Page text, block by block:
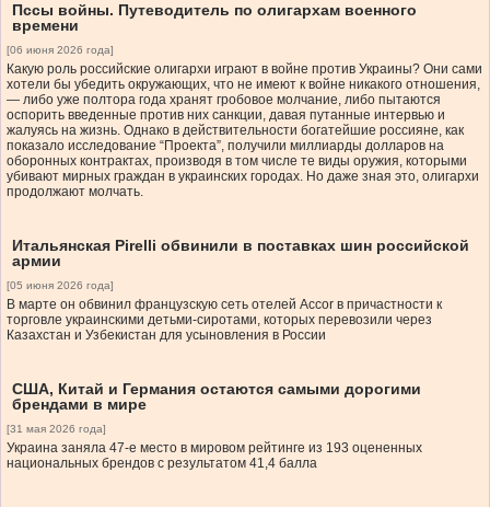
Пссы войны. Путеводитель по олигархам военного
времени
[06 июня 2026 года]
Какую роль российские олигархи играют в войне против Украины? Они сами
хотели бы убедить окружающих, что не имеют к войне никакого отношения,
— либо уже полтора года хранят гробовое молчание, либо пытаются
оспорить введенные против них санкции, давая путанные интервью и
жалуясь на жизнь. Однако в действительности богатейшие россияне, как
показало исследование “Проекта”, получили миллиарды долларов на
оборонных контрактах, производя в том числе те виды оружия, которыми
убивают мирных граждан в украинских городах. Но даже зная это, олигархи
продолжают молчать.
Итальянская Pirelli обвинили в поставках шин российской
армии
[05 июня 2026 года]
В марте он обвинил французскую сеть отелей Accor в причастности к
торговле украинскими детьми-сиротами, которых перевозили через
Казахстан и Узбекистан для усыновления в России
США, Китай и Германия остаются самыми дорогими
брендами в мире
[31 мая 2026 года]
Украина заняла 47-е место в мировом рейтинге из 193 оцененных
национальных брендов с результатом 41,4 балла